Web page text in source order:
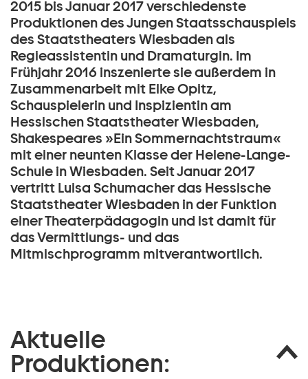
2015 bis Januar 2017 verschiedenste
Produktionen des Jungen Staatsschauspiels
des Staatstheaters Wiesbaden als
Regieassistentin und Dramaturgin. Im
Frühjahr 2016 inszenierte sie außerdem in
Zusammenarbeit mit Elke Opitz,
Schauspielerin und Inspizientin am
Hessischen Staatstheater Wiesbaden,
Shakespeares »Ein Sommernachtstraum«
mit einer neunten Klasse der Helene-Lange-
Schule in Wiesbaden. Seit Januar 2017
vertritt Luisa Schumacher das Hessische
Staatstheater Wiesbaden in der Funktion
einer Theaterpädagogin und ist damit für
das Vermittlungs- und das
Mitmischprogramm mitverantwortlich.
Aktuelle
Produktionen: